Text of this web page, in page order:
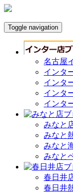
Toggle navigation
名古屋
インタ
インタ
インタ
インタ
みなと
みなと
みなと
みなと
春日井
春日井